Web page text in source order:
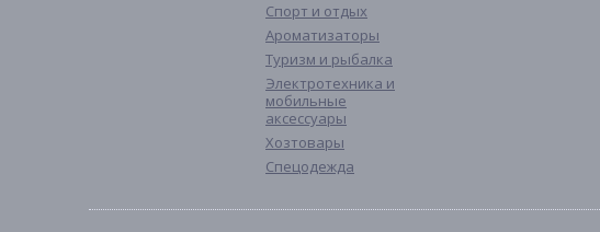
Спорт и отдых
Ароматизаторы
Туризм и рыбалка
Электротехника и
мобильные
аксессуары
Хозтовары
Спецодежда